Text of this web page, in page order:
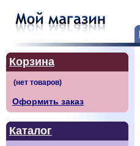
Корзина
Оформить заказ
Каталог